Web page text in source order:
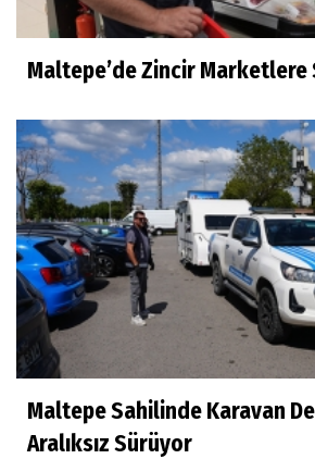
Maltepe’de Zincir Marketlere
Maltepe Sahilinde Karavan
Aralıksız Sürüyor